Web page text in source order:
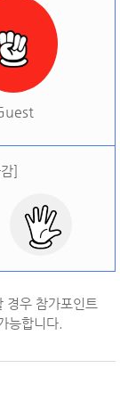
]
]
경우 참가포인트
능합니다.